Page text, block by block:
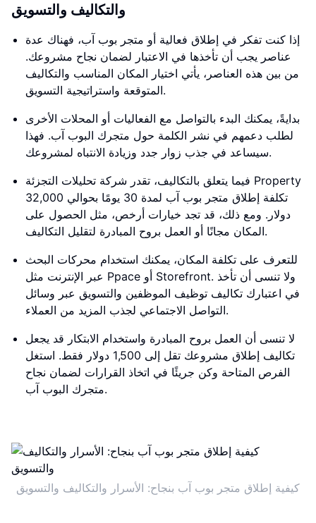
والتكاليف والتسويق
إذا كنت تفكر في إطلاق فعالية أو متجر بوب آب، فهناك عدة
عناصر يجب أن تأخذها في الاعتبار لضمان نجاح مشروعك.
من بين هذه العناصر، يأتي اختيار المكان المناسب والتكاليف
المتوقعة واستراتيجية التسويق.
بدايةً، يمكنك البدء بالتواصل مع الفعاليات أو المحلات الأخرى
لطلب دعمهم في نشر الكلمة حول متجرك البوب آب. فهذا
سيساعد في جذب زوار جدد وزيادة الانتباه لمشروعك.
فيما يتعلق بالتكاليف، تقدر شركة تحليلات التجزئة Property
تكلفة إطلاق متجر بوب آب لمدة 30 يومًا بحوالي 32,000
دولار. ومع ذلك، قد تجد خيارات أرخص، مثل الحصول على
المكان مجانًا أو العمل بروح المبادرة لتقليل التكاليف.
للتعرف على تكلفة المكان، يمكنك استخدام محركات البحث
عبر الإنترنت مثل Ppace أو Storefront. ولا تنسى أن تأخذ
في اعتبارك تكاليف توظيف الموظفين والتسويق عبر وسائل
التواصل الاجتماعي لجذب المزيد من العملاء.
لا تنسى أن العمل بروح المبادرة واستخدام الابتكار قد يجعل
تكاليف إطلاق مشروعك تقل إلى 1,500 دولار فقط. استغل
الفرص المتاحة وكن جريئًا في اتخاذ القرارات لضمان نجاح
متجرك البوب آب.
كيفية إطلاق متجر بوب آب بنجاح: الأسرار والتكاليف والتسويق